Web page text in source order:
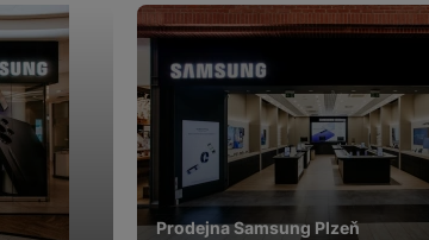
Prodejna Samsung Plzeň